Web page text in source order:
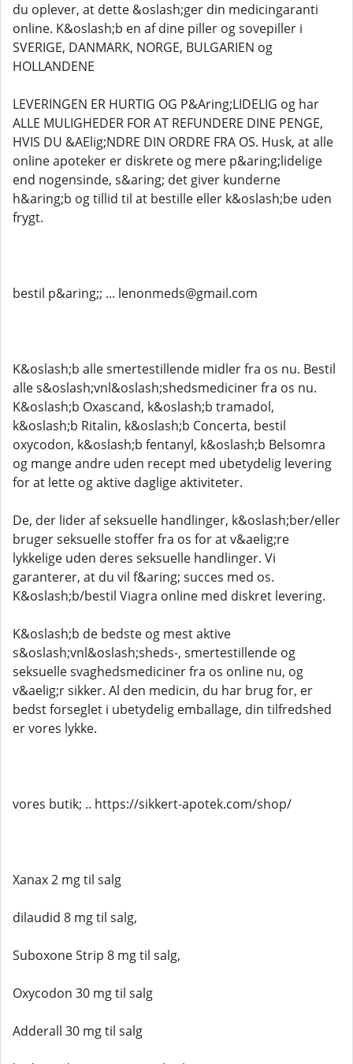
du oplever, at dette &oslash;ger din medicingaranti
online. K&oslash;b en af dine piller og sovepiller i
SVERIGE, DANMARK, NORGE, BULGARIEN og
HOLLANDENE
LEVERINGEN ER HURTIG OG P&Aring;LIDELIG og har
ALLE MULIGHEDER FOR AT REFUNDERE DINE PENGE,
HVIS DU &AElig;NDRE DIN ORDRE FRA OS. Husk, at alle
online apoteker er diskrete og mere p&aring;lidelige
end nogensinde, s&aring; det giver kunderne
h&aring;b og tillid til at bestille eller k&oslash;be uden
frygt.
bestil p&aring;; ... lenonmeds@gmail.com
K&oslash;b alle smertestillende midler fra os nu. Bestil
alle s&oslash;vnl&oslash;shedsmediciner fra os nu.
K&oslash;b Oxascand, k&oslash;b tramadol,
k&oslash;b Ritalin, k&oslash;b Concerta, bestil
oxycodon, k&oslash;b fentanyl, k&oslash;b Belsomra
og mange andre uden recept med ubetydelig levering
for at lette og aktive daglige aktiviteter.
De, der lider af seksuelle handlinger, k&oslash;ber/eller
bruger seksuelle stoffer fra os for at v&aelig;re
lykkelige uden deres seksuelle handlinger. Vi
garanterer, at du vil f&aring; succes med os.
K&oslash;b/bestil Viagra online med diskret levering.
K&oslash;b de bedste og mest aktive
s&oslash;vnl&oslash;sheds-, smertestillende og
seksuelle svaghedsmediciner fra os online nu, og
v&aelig;r sikker. Al den medicin, du har brug for, er
bedst forseglet i ubetydelig emballage, din tilfredshed
er vores lykke.
vores butik; .. https://sikkert-apotek.com/shop/
Xanax 2 mg til salg
dilaudid 8 mg til salg,
Suboxone Strip 8 mg til salg,
Oxycodon 30 mg til salg
Adderall 30 mg til salg